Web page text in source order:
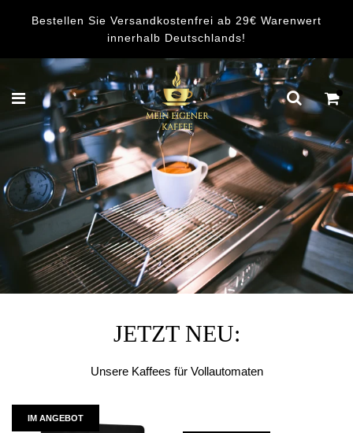
Bestellen Sie Versandkostenfrei ab 29€ Warenwert
innerhalb Deutschlands!
JETZT NEU:
Unsere Kaffees für Vollautomaten
IM ANGEBOT